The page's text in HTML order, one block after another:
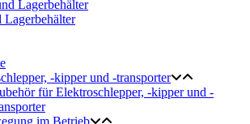
Lagerbehälter
-kipper und -transporter
für Elektroschlepper, -kipper und -
im Betrieb